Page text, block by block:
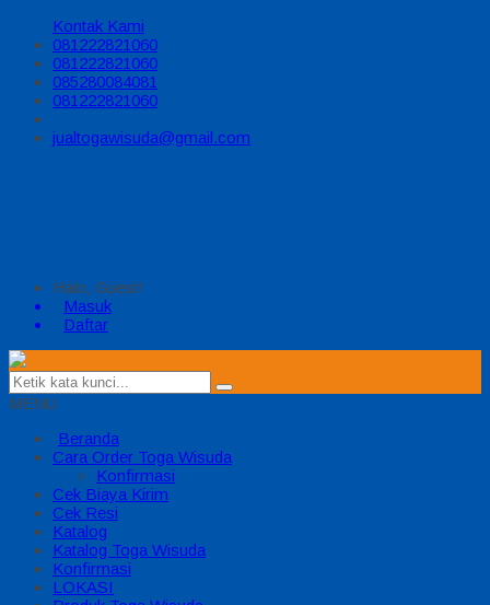
Kontak Kami
081222821060
081222821060
085280084081
081222821060
jualtogawisuda@gmail.com
Halo, Guest!
Masuk
Daftar
MENU
Beranda
Cara Order Toga Wisuda
Konfirmasi
Cek Biaya Kirim
Cek Resi
Katalog
Katalog Toga Wisuda
Konfirmasi
LOKASI